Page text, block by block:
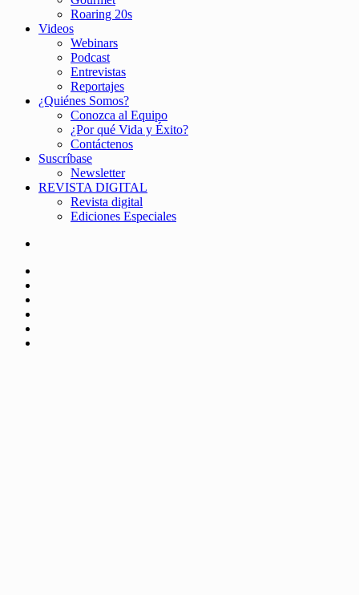
Roaring 20s
Videos
Webinars
Podcast
Entrevistas
Reportajes
¿Quiénes Somos?
Conozca al Equipo
¿Por qué Vida y Éxito?
Contáctenos
Suscríbase
Newsletter
REVISTA DIGITAL
Revista digital
Ediciones Especiales